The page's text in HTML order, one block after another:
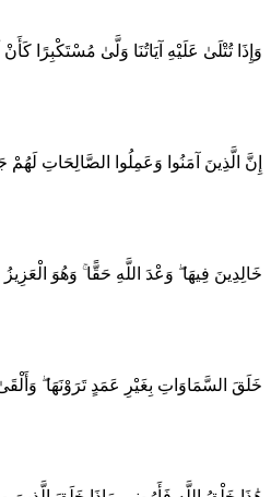
وَإِذَا تُتْلَىٰ عَلَيْهِ آيَاتُنَا وَلَّىٰ مُسْتَكْبِرًا
إِنَّ الَّذِينَ آمَنُوا وَعَمِلُوا الصَّالِحَاتِ لَهُمْ
خَالِدِينَ فِيهَا ۖ وَعْدَ اللَّهِ حَقًّا ۚ وَهُوَ الْعَزِيزُ
خَلَقَ السَّمَاوَاتِ بِغَيْرِ عَمَدٍ تَرَوْنَهَا